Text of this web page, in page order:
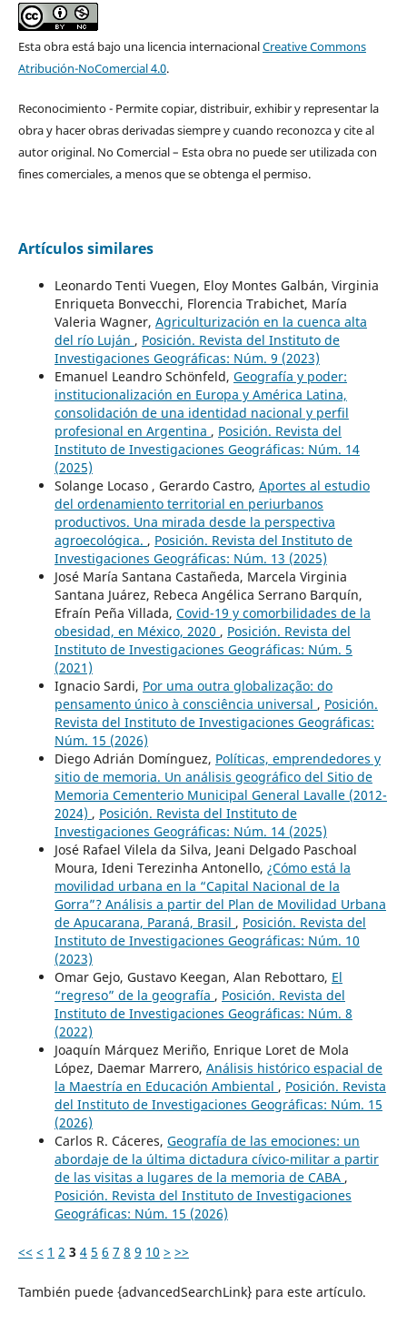
Esta obra está bajo una licencia internacionalCreative Commons
Atribución-NoComercial 4.0.
Reconocimiento - Permite copiar, distribuir, exhibir y representar la
obra y hacer obras derivadas siempre y cuando reconozca y cite al
autor original. No Comercial – Esta obra no puede ser utilizada con
fines comerciales, a menos que se obtenga el permiso.
Artículos similares
Leonardo Tenti Vuegen, Eloy Montes Galbán, Virginia
Enriqueta Bonvecchi, Florencia Trabichet, María
Valeria Wagner, Agriculturización en la cuenca alta
del río Luján , Posición. Revista del Instituto de
Investigaciones Geográficas: Núm. 9 (2023)
Emanuel Leandro Schönfeld, Geografía y poder:
institucionalización en Europa y América Latina,
consolidación de una identidad nacional y perfil
profesional en Argentina , Posición. Revista del
Instituto de Investigaciones Geográficas: Núm. 14
(2025)
Solange Locaso , Gerardo Castro, Aportes al estudio
del ordenamiento territorial en periurbanos
productivos. Una mirada desde la perspectiva
agroecológica. , Posición. Revista del Instituto de
Investigaciones Geográficas: Núm. 13 (2025)
José María Santana Castañeda, Marcela Virginia
Santana Juárez, Rebeca Angélica Serrano Barquín,
Efraín Peña Villada, Covid-19 y comorbilidades de la
obesidad, en México, 2020 , Posición. Revista del
Instituto de Investigaciones Geográficas: Núm. 5
(2021)
Ignacio Sardi, Por uma outra globalização: do
pensamento único à consciência universal , Posición.
Revista del Instituto de Investigaciones Geográficas:
Núm. 15 (2026)
Diego Adrián Domínguez, Políticas, emprendedores y
sitio de memoria. Un análisis geográfico del Sitio de
Memoria Cementerio Municipal General Lavalle (2012-
2024) , Posición. Revista del Instituto de
Investigaciones Geográficas: Núm. 14 (2025)
José Rafael Vilela da Silva, Jeani Delgado Paschoal
Moura, Ideni Terezinha Antonello, ¿Cómo está la
movilidad urbana en la “Capital Nacional de la
Gorra”? Análisis a partir del Plan de Movilidad Urbana
de Apucarana, Paraná, Brasil , Posición. Revista del
Instituto de Investigaciones Geográficas: Núm. 10
(2023)
Omar Gejo, Gustavo Keegan, Alan Rebottaro, El
“regreso” de la geografía , Posición. Revista del
Instituto de Investigaciones Geográficas: Núm. 8
(2022)
Joaquín Márquez Meriño, Enrique Loret de Mola
López, Daemar Marrero, Análisis histórico espacial de
la Maestría en Educación Ambiental , Posición. Revista
del Instituto de Investigaciones Geográficas: Núm. 15
(2026)
Carlos R. Cáceres, Geografía de las emociones: un
abordaje de la última dictadura cívico-militar a partir
de las visitas a lugares de la memoria de CABA ,
Posición. Revista del Instituto de Investigaciones
Geográficas: Núm. 15 (2026)
<< < 1 2 3 4 5 6 7 8 9 10 > >>
También puede {advancedSearchLink} para este artículo.